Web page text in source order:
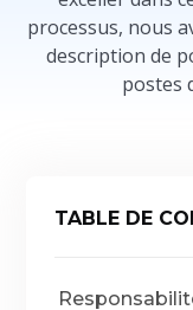
processus, nous
description de
postes
TABLE DE